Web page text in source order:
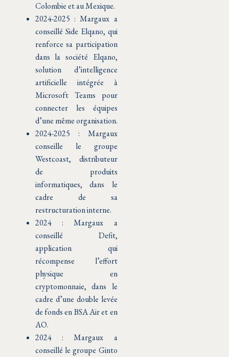
Colombie et au Mexique.
2024-2025 : Margaux a
conseillé Side Elqano, qui
renforce sa participation
dans la société Elqano,
solution d’intelligence
artificielle intégrée à
Microsoft Teams pour
connecter les équipes
d’une même organisation.
2024-2025 : Margaux
conseille le groupe
Westcoast, distributeur
de produits
informatiques, dans le
cadre de sa
restructuration interne.
2024 : Margaux a
conseillé Defit,
application qui
récompense l’effort
physique en
cryptomonnaie, dans le
cadre d’une double levée
de fonds en BSA Air et en
AO.
2024 : Margaux a
conseillé le groupe Ginto